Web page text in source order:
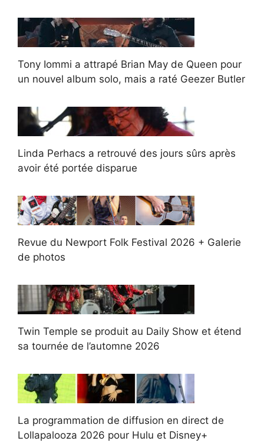
Tony Iommi a attrapé Brian May de Queen pour
un nouvel album solo, mais a raté Geezer Butler
Linda Perhacs a retrouvé des jours sûrs après
avoir été portée disparue
Revue du Newport Folk Festival 2026 + Galerie
de photos
Twin Temple se produit au Daily Show et étend
sa tournée de l’automne 2026
La programmation de diffusion en direct de
Lollapalooza 2026 pour Hulu et Disney+